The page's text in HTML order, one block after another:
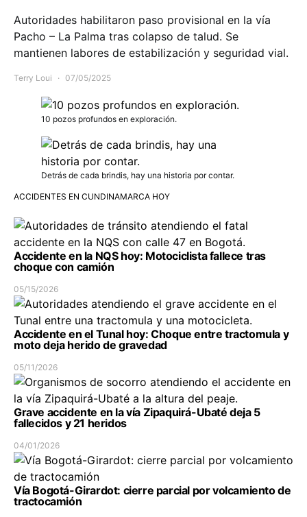
Autoridades habilitaron paso provisional en la vía
Pacho – La Palma tras colapso de talud. Se
mantienen labores de estabilización y seguridad vial.
Terry Loui 07/05/2025
10 pozos profundos en exploración.
Detrás de cada brindis, hay una historia por contar.
ACCIDENTES EN CUNDINAMARCA HOY
Accidente en la NQS hoy: Motociclista fallece tras
choque con camión
05/15/2026
Accidente en el Tunal hoy: Choque entre tractomula y
moto deja herido de gravedad
05/11/2026
Grave accidente en la vía Zipaquirá-Ubaté deja 5
fallecidos y 21 heridos
04/01/2026
Vía Bogotá-Girardot: cierre parcial por volcamiento de
tractocamión